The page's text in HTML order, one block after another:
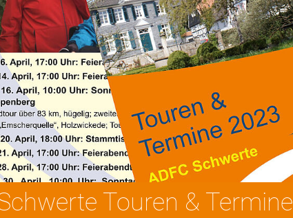
Touren & Termine